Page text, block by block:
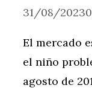
31/08/2023
El mercado
el niño
agosto de